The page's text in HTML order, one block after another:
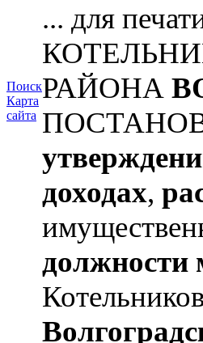
Поиск
Карта
сайта
... для
РАЙОНА
доходах,
должности